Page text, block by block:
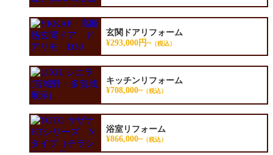
玄関ドアリフォーム
¥293,000円~（税込）
キッチンリフォーム
¥708,000~（税込）
浴室リフォーム
¥866,000~（税込）